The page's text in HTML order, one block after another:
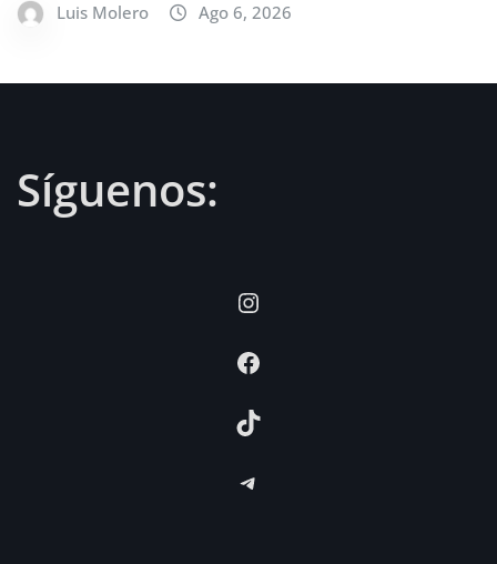
Luis Molero Ago 6, 2026
Síguenos:
Instagram
Facebook
TikTok
Telegram